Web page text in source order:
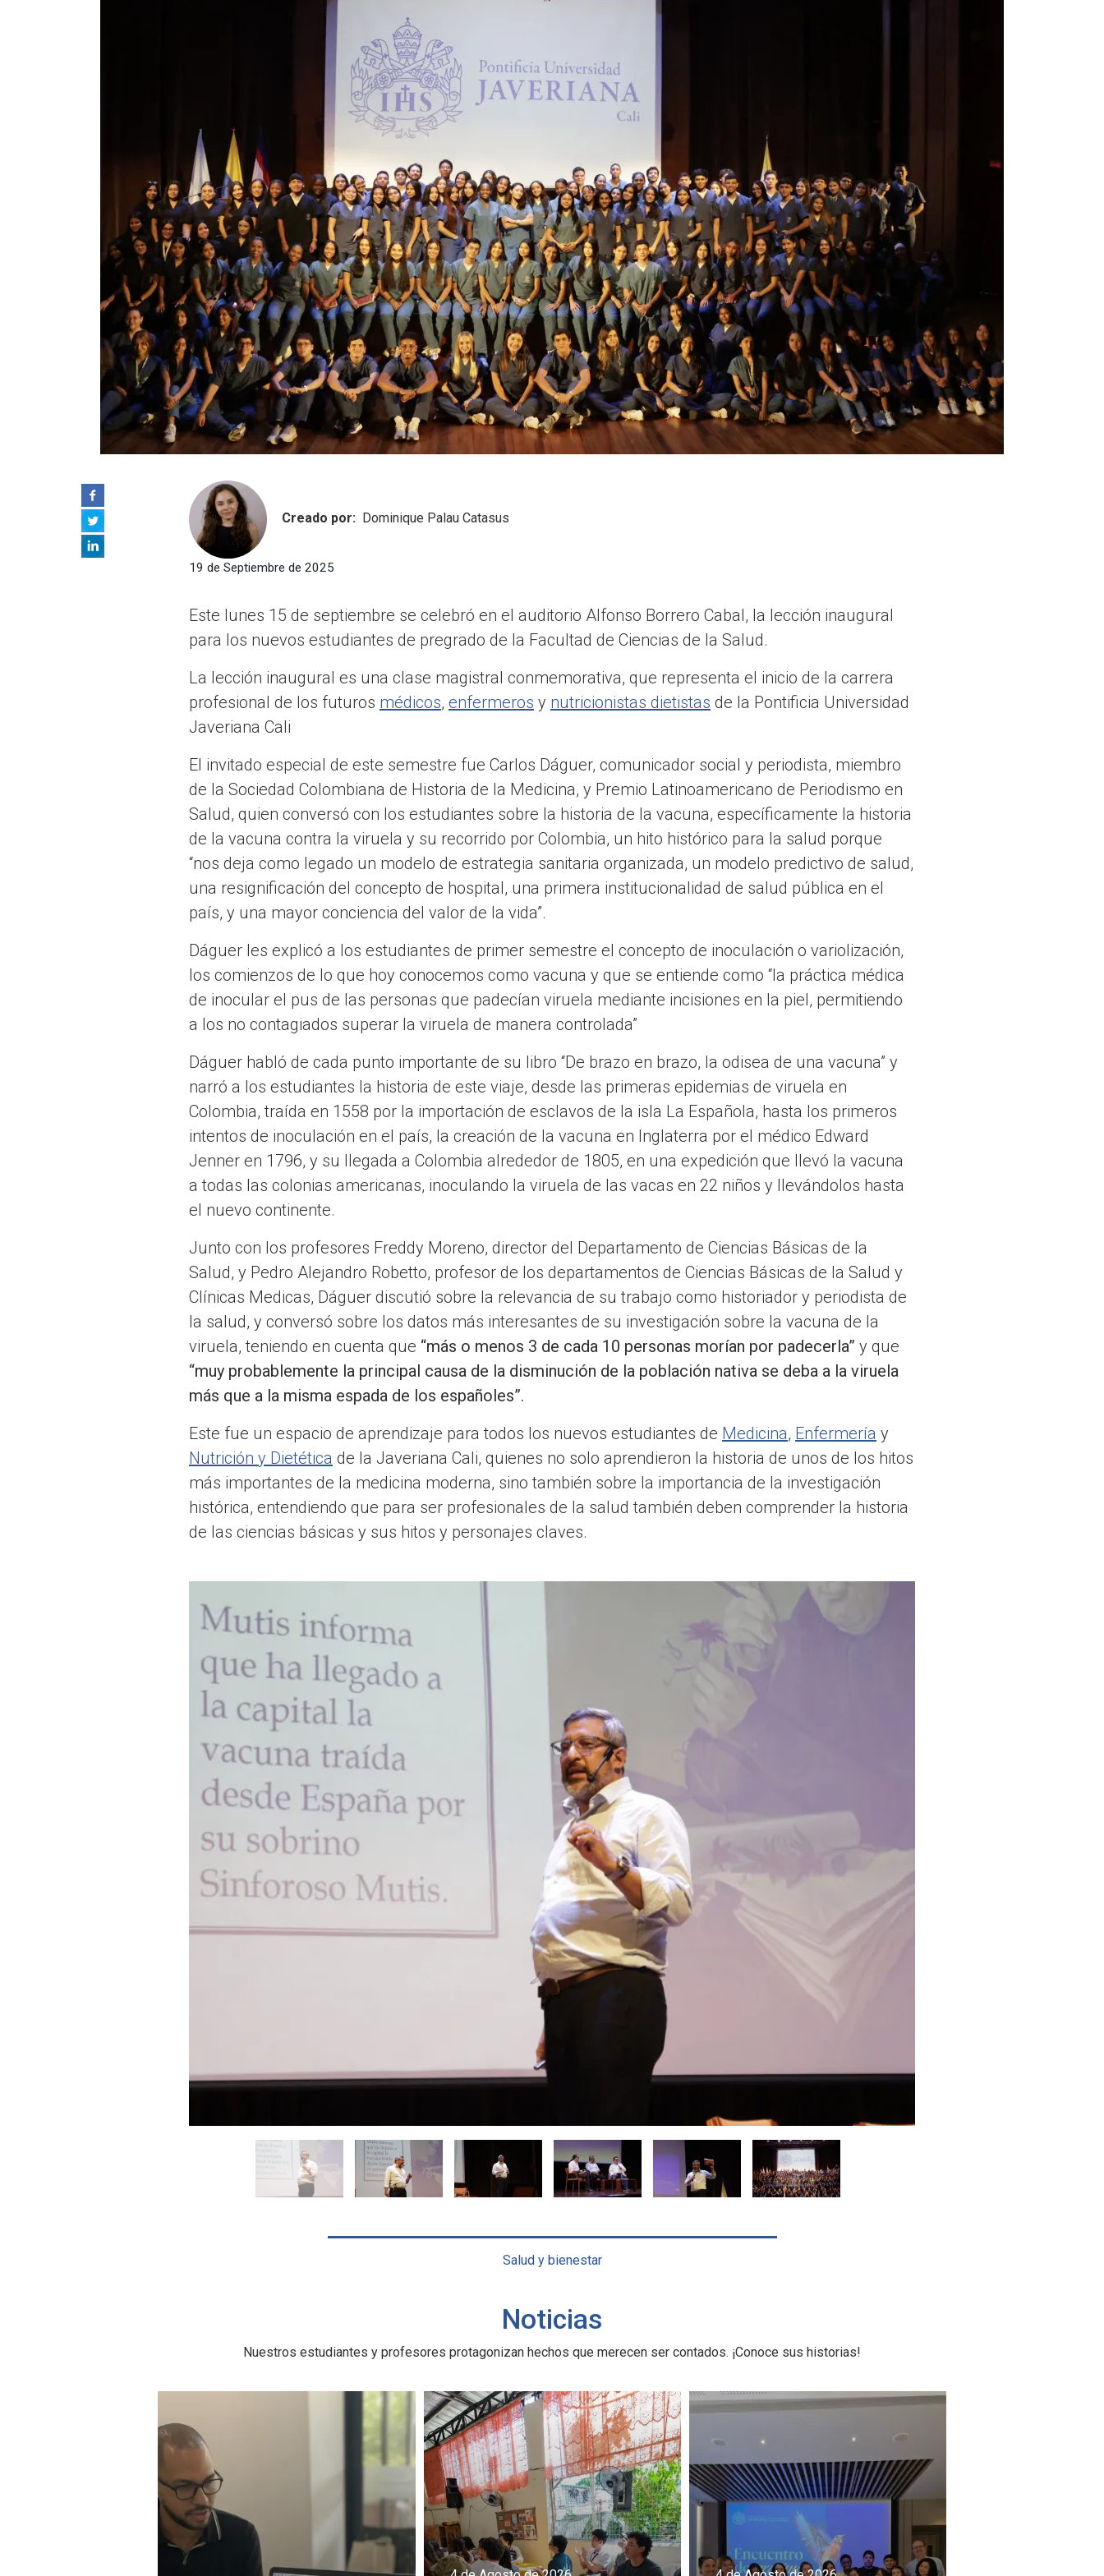
Creado por: Dominique Palau Catasus
19 de Septiembre de 2025
Este lunes 15 de septiembre se celebró en el auditorio Alfonso Borrero Cabal, la lección inaugural
para los nuevos estudiantes de pregrado de la Facultad de Ciencias de la Salud.
La lección inaugural es una clase magistral conmemorativa, que representa el inicio de la carrera
profesional de los futuros médicos, enfermeros y nutricionistas dietistas de la Pontificia Universidad
Javeriana Cali
El invitado especial de este semestre fue Carlos Dáguer, comunicador social y periodista, miembro
de la Sociedad Colombiana de Historia de la Medicina, y Premio Latinoamericano de Periodismo en
Salud, quien conversó con los estudiantes sobre la historia de la vacuna, específicamente la historia
de la vacuna contra la viruela y su recorrido por Colombia, un hito histórico para la salud porque
“nos deja como legado un modelo de estrategia sanitaria organizada, un modelo predictivo de salud,
una resignificación del concepto de hospital, una primera institucionalidad de salud pública en el
país, y una mayor conciencia del valor de la vida”.
Dáguer les explicó a los estudiantes de primer semestre el concepto de inoculación o variolización,
los comienzos de lo que hoy conocemos como vacuna y que se entiende como “la práctica médica
de inocular el pus de las personas que padecían viruela mediante incisiones en la piel, permitiendo
a los no contagiados superar la viruela de manera controlada”
Dáguer habló de cada punto importante de su libro “De brazo en brazo, la odisea de una vacuna” y
narró a los estudiantes la historia de este viaje, desde las primeras epidemias de viruela en
Colombia, traída en 1558 por la importación de esclavos de la isla La Española, hasta los primeros
intentos de inoculación en el país, la creación de la vacuna en Inglaterra por el médico Edward
Jenner en 1796, y su llegada a Colombia alrededor de 1805, en una expedición que llevó la vacuna
a todas las colonias americanas, inoculando la viruela de las vacas en 22 niños y llevándolos hasta
el nuevo continente.
Junto con los profesores Freddy Moreno, director del Departamento de Ciencias Básicas de la
Salud, y Pedro Alejandro Robetto, profesor de los departamentos de Ciencias Básicas de la Salud y
Clínicas Medicas, Dáguer discutió sobre la relevancia de su trabajo como historiador y periodista de
la salud, y conversó sobre los datos más interesantes de su investigación sobre la vacuna de la
viruela, teniendo en cuenta que “más o menos 3 de cada 10 personas morían por padecerla” y que
“muy probablemente la principal causa de la disminución de la población nativa se deba a la viruela
más que a la misma espada de los españoles”.
Este fue un espacio de aprendizaje para todos los nuevos estudiantes de Medicina, Enfermería y
Nutrición y Dietética de la Javeriana Cali, quienes no solo aprendieron la historia de unos de los hitos
más importantes de la medicina moderna, sino también sobre la importancia de la investigación
histórica, entendiendo que para ser profesionales de la salud también deben comprender la historia
de las ciencias básicas y sus hitos y personajes claves.
Salud y bienestar
Noticias
Nuestros estudiantes y profesores protagonizan hechos que merecen ser contados. ¡Conoce sus historias!